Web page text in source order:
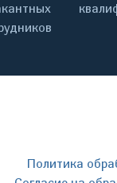
Политика